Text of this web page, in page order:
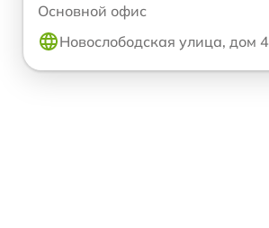
Основной офис
Новослободская улица, дом 4